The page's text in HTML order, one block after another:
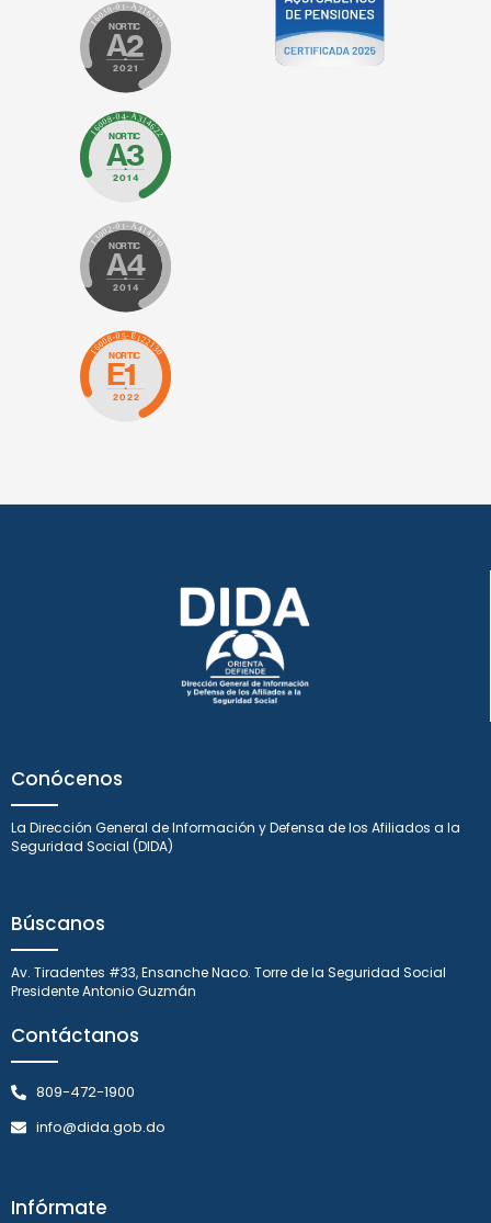
Conócenos
La Dirección General de Información y Defensa de los Afiliados a la
Seguridad Social (DIDA)
Búscanos
Av. Tiradentes #33, Ensanche Naco. Torre de la Seguridad Social
Presidente Antonio Guzmán
Contáctanos
809-472-1900
info@dida.gob.do
Infórmate